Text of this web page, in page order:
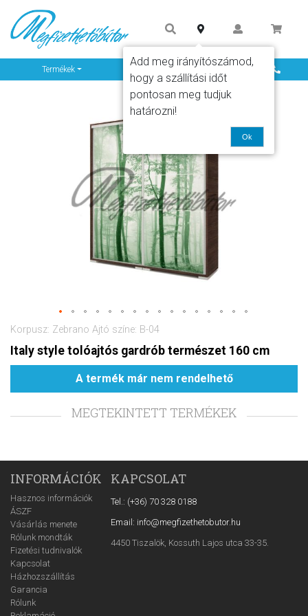
Termékek Info
Korpusz: Zebrano Ajtó színe: B-04
Italy style tolóajtós gardrób természet 160 cm
A termék már nem rendelhető
MEGTEKINTETT TERMÉKEK
INFORMÁCIÓK
Hasznos információk
ÁSZF
Vásárlás menete
Rólunk mondták
Fizetési tudnivalók
Kapcsolat
Házhozszállítás
Garancia
Rólunk
KAPCSOLAT
Tel.: (+36) 70 328 0188
Email: info@megfizethetobutor.hu
4450 Tiszalök, Kossuth Lajos utca 33-35.
Add meg irányítószámod,
hogy a szállítási időt
pontosan meg tudjuk
határozni!
Ok